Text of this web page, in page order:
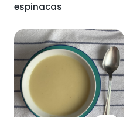
espinacas